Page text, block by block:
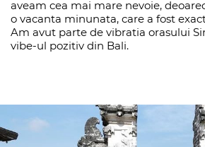
aveam cea mai mare nevoie,
o vacanta minunata, care a fost
Am avut parte de vibratia orasului
vibe-ul pozitiv din Bali.